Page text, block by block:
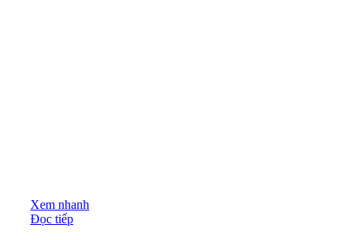
Xem nhanh
Đọc tiếp